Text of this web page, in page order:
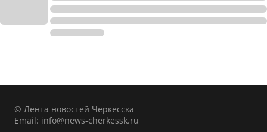
© Лента новостей Черкесска
Email: info@news-cherkessk.ru